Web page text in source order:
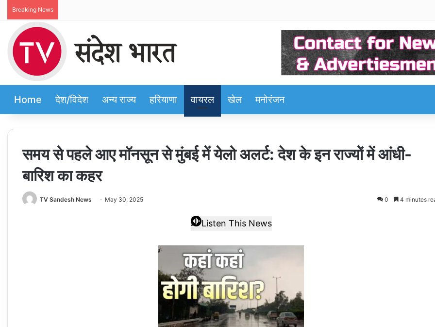
Breaking News
Home देश/विदेश अन्य राज्य हरियाणा वायरल खेल मनोरंजन
समय से पहले आए मॉनसून से मुंबई में येलो अलर्ट: देश के इन राज्यों में आंधी-
बारिश का कहर
TV Sandesh News May 30, 2025 0 4 minutes
Listen This News